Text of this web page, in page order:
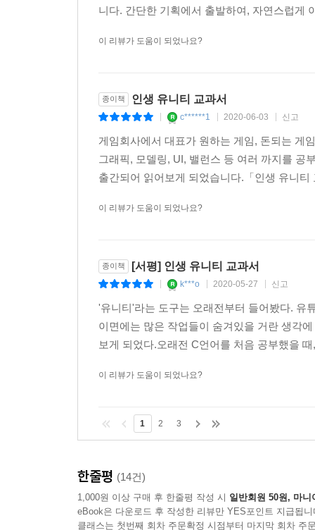
니다. 간단한 기획에서 출발하여, 자연스럽게
이 리뷰가 도움이 되었나요?
종이책 인생 유니티 교과서
c******1 2020-06-03 신고
게임회사에서 대표가 원하는 게임, 돈되는 게
그래픽, 모델링, UI, 밸런스 등 여러 까지를 공
출간되어 읽어보게 되었습니다.「인생 유니
이 리뷰가 도움이 되었나요?
종이책 [서평] 인생 유니티 교과서
k***o 2020-05-27 신고
'유니티'라는 도구는 오래전부터 들어봤다. 유
이면에는 많은 작업들이 숨겨있을 거란 생각
보게 되었다.오래전 C언어를 처음 공부했을
이 리뷰가 도움이 되었나요?
1 2 3
한줄평 (14건)
1,000원 이상 구매 후 한줄평 작성 시 일반회원 50원, 마니
eBook은 다운로드 후 작성한 리뷰만 YES포인트 지급됩니
클래스는 첫번째 회차 주문확정 시점부터 마지막 회차 주